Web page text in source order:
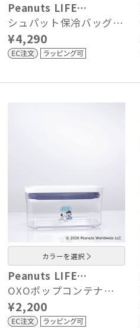
Peanuts LIFE…
シュパット保冷バッグ…
¥4,290
カラーを選択
Peanuts LIFE…
OXOポップコンテナ…
¥2,200